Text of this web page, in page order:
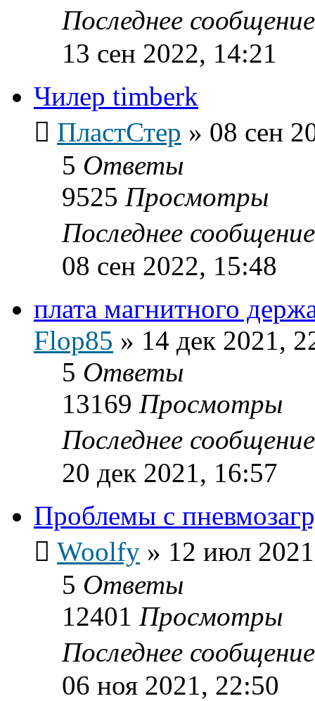
Последнее
13 сен 2022, 14:21
Чилер timberk
ПластСтер » 08 сен
5 Ответы
9525 Просмотры
Последнее
08 сен 2022, 15:48
плата магнитного
Flop85 » 14 дек 2021,
5 Ответы
13169 Просмотры
Последнее
20 дек 2021, 16:57
Проблемы с
Woolfy » 12 июл
5 Ответы
12401 Просмотры
Последнее
06 ноя 2021, 22:50